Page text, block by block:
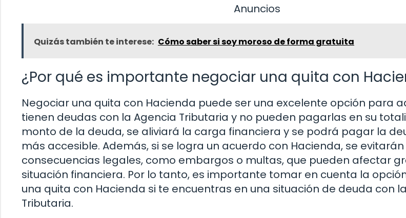
Anuncios
Quizás también te interese: Cómo saber si soy moroso de forma gratuita
¿Por qué es importante negociar una quita con
Negociar una quita con Hacienda puede ser una excelente opción para
tienen deudas con la Agencia Tributaria y no pueden pagarlas en su
monto de la deuda, se aliviará la carga financiera y se podrá pagar la
más accesible. Además, si se logra un acuerdo con Hacienda, se
consecuencias legales, como embargos o multas, que pueden afectar
situación financiera. Por lo tanto, es importante tomar en cuenta la
una quita con Hacienda si te encuentras en una situación de deuda con
Tributaria.